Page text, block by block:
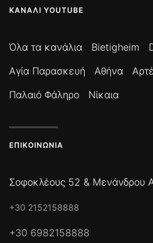
ΚΑΝΆΛΙ YOUTUBE
Όλα τα κανάλια Bietigheim
Αγία Παρασκευή
Αθήνα
Παλαιό Φάληρο
Νίκαια
ΕΠΙΚΟΙΝΩΝΊΑ
Σοφοκλέους 52 & Μενάνδρου
+30 2152158888
+30 6982158888